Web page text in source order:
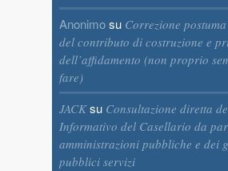
Anonimosu Correzione
del contributo di costruzione e
dell’affidamento (non proprio
fare)
JACKsu Consultazione diretta
Informativo del Casellario da
amministrazioni pubbliche e dei
pubblici servizi